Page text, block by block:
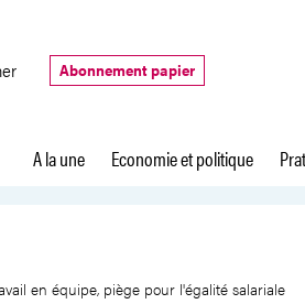
Abonnement papier
A la une Economie et politique
piège pour
en équipe, piège pour l'égalité salariale